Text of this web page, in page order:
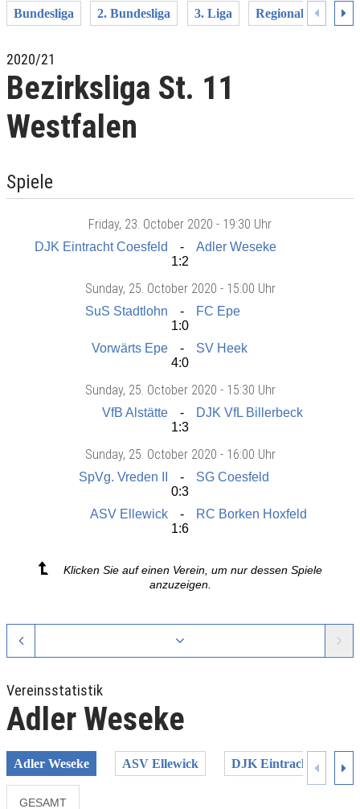
Bundesliga 2. Bundesliga 3. Liga Regionalliga West
2020/21
Bezirksliga St. 11
Westfalen
Spiele
Friday, 23. October 2020 - 19:30 Uhr
DJK Eintracht Coesfeld
Adler Weseke
1:2
Sunday, 25. October 2020 - 15:00 Uhr
SuS Stadtlohn
FC Epe
1:0
Vorwärts Epe
SV Heek
4:0
Sunday, 25. October 2020 - 15:30 Uhr
VfB Alstätte
DJK VfL Billerbeck
1:3
Sunday, 25. October 2020 - 16:00 Uhr
SpVg. Vreden II
SG Coesfeld
0:3
ASV Ellewick
RC Borken Hoxfeld
1:6
Klicken Sie auf einen Verein, um nur dessen Spiele
anzuzeigen.
Vereinsstatistik
Adler Weseke
Adler Weseke ASV Ellewick DJK Eintracht
GESAMT